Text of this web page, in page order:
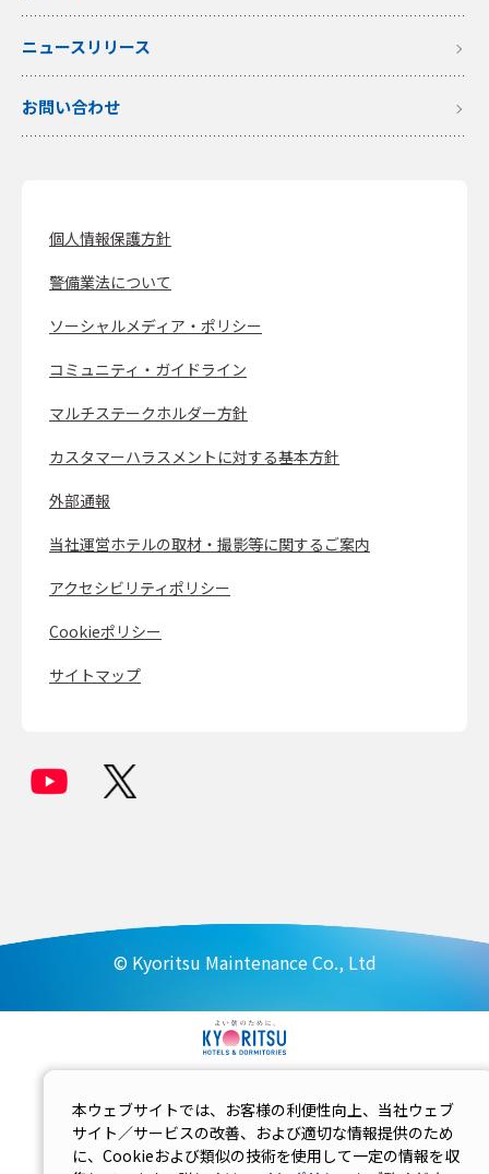
ニュースリリース
お問い合わせ
個人情報保護方針
警備業法について
ソーシャルメディア・ポリシー
コミュニティ・ガイドライン
マルチステークホルダー方針
カスタマーハラスメントに対する基本方針
外部通報
当社運営ホテルの取材・撮影等に関するご案内
アクセシビリティポリシー
Cookieポリシー
サイトマップ
© Kyoritsu Maintenance Co., Ltd
本ウェブサイトでは、お客様の利便性向上、当社ウェブ
サイト／サービスの改善、および適切な情報提供のため
に、Cookieおよび類似の技術を使用して一定の情報を収